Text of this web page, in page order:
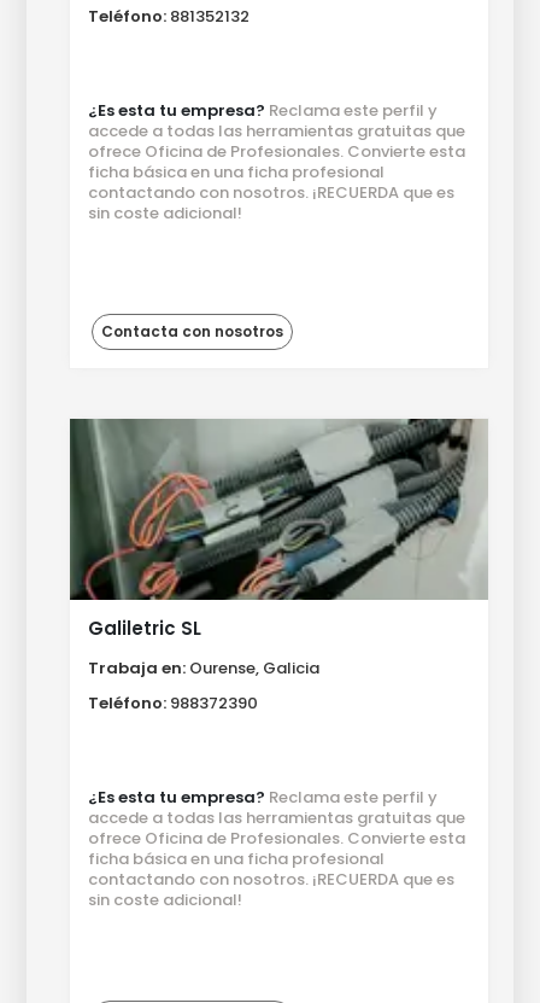
Teléfono: 881352132
¿Es esta tu empresa? Reclama este perfil y
accede a todas las herramientas gratuitas que
ofrece Oficina de Profesionales. Convierte esta
ficha básica en una ficha profesional
contactando con nosotros. ¡RECUERDA que es
sin coste adicional!
Contacta con nosotros
Galiletric SL
Trabaja en: Ourense, Galicia
Teléfono: 988372390
¿Es esta tu empresa? Reclama este perfil y
accede a todas las herramientas gratuitas que
ofrece Oficina de Profesionales. Convierte esta
ficha básica en una ficha profesional
contactando con nosotros. ¡RECUERDA que es
sin coste adicional!